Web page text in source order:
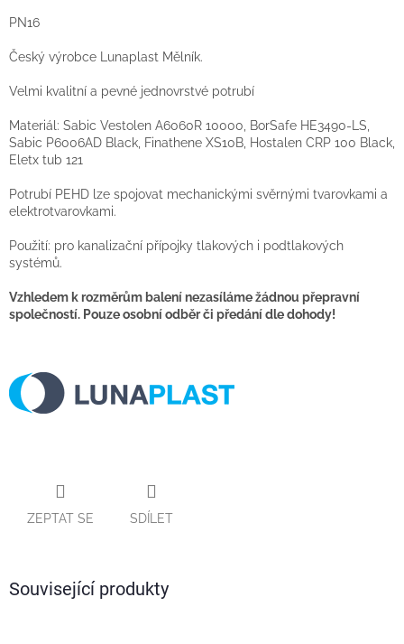
PN16
Český výrobce Lunaplast Mělník.
Velmi kvalitní a pevné jednovrstvé potrubí
Materiál: Sabic Vestolen A6060R 10000, BorSafe HE3490-LS,
Sabic P6006AD Black, Finathene XS10B, Hostalen CRP 100 Black,
Eletx tub 121
Potrubí PEHD lze spojovat mechanickými svěrnými tvarovkami a
elektrotvarovkami.
Použití: pro kanalizační přípojky tlakových i podtlakových
systémů.
Vzhledem k rozměrům balení nezasíláme žádnou přepravní
společností. Pouze osobní odběr či předání dle dohody!
ZEPTAT SE SDÍLET
Související produkty